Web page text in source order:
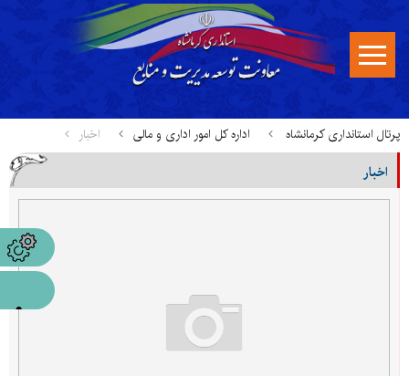
پرتال استانداری کرمانشاه اداره کل امور اداری و مالی اخبار
اخبار